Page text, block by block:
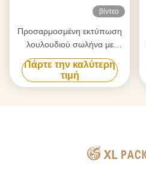
βίντεο
Προσαρμοσμένη εκτύπωση
λουλουδιού σωλήνα με
φορητό σχοινί μεταφοράς και
παχύ άκαμπτο χαρτί για τα
λουλούδια δώρα
Πάρτε την καλύτερη
τιμή